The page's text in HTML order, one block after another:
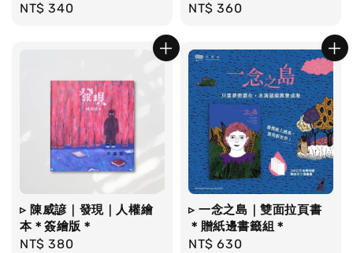
Regular
NT$ 340
Regular
NT$ 360
▹ 陳威諺｜發現｜人權繪
本＊簽繪版＊
Regular
NT$ 380
▹ 一念之島｜雙面拉頁書
＊贈紙邊書籤組＊
Regular
NT$ 630